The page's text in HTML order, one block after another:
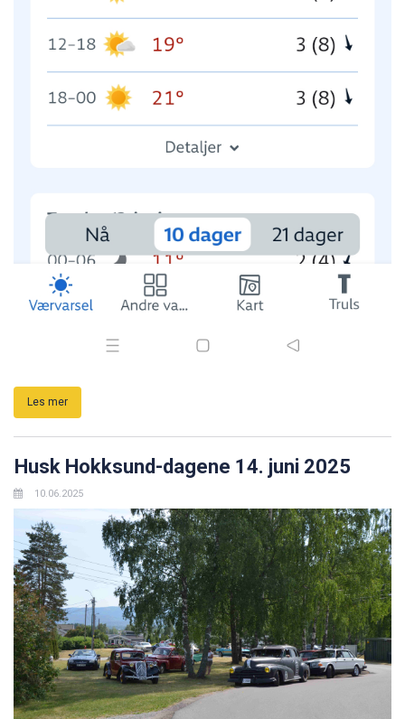
Les mer
Husk Hokksund-dagene 14. juni 2025
10.06.2025